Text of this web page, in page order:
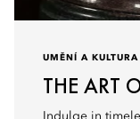
UMĚNÍ A KULTURA
THE ART
Indulge in